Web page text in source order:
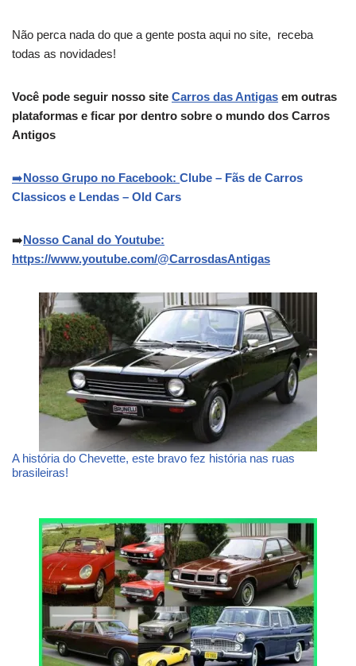
Não perca nada do que a gente posta aqui no site, receba
todas as novidades!
Você pode seguir nosso site Carros das Antigas em outras
plataformas e ficar por dentro sobre o mundo dos Carros
Antigos
➡️Nosso Grupo no Facebook: Clube – Fãs de Carros
Classicos e Lendas – Old Cars
➡️Nosso Canal do Youtube:
https://www.youtube.com/@CarrosdasAntigas
A história do Chevette, este bravo fez história nas ruas
brasileiras!